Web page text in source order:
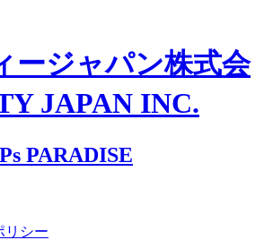
ージャパン株式会
JAPAN INC.
PARADISE
リシー